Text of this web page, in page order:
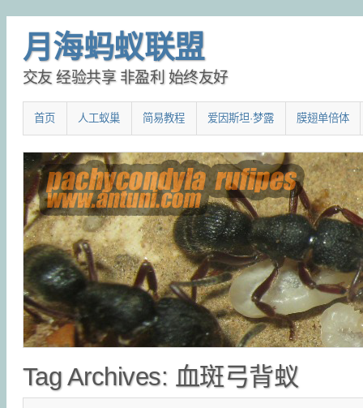
月海蚂蚁联盟
交友 经验共享 非盈利 始终友好
Main menu
SKIP TO CONTENT
首页 人工蚁巢 简易教程 爱因斯坦·梦露 膜翅单倍体
Tag Archives: 血斑弓背蚁